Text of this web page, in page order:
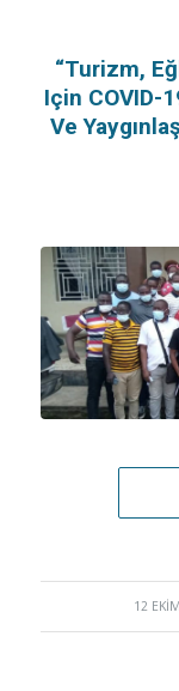
“Turizm,
Için COVID-
Ve
12 /